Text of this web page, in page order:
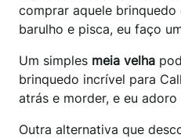
comprar aquele
barulho e pisca, eu faço
Um simples meia velha
brinquedo incrível para
atrás e morder, e eu adoro
Outra alternativa que